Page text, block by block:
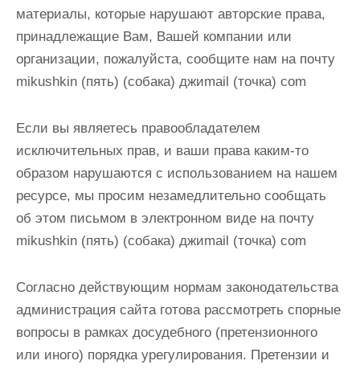
материалы, которые нарушают авторские права,
принадлежащие Вам, Вашей компании или
организации, пожалуйста, сообщите нам на почту
mikushkin (пять) (собака) джиmail (точка) com
Если вы являетесь правообладателем
исключительных прав, и ваши права каким-то
образом нарушаются с использованием на нашем
ресурсе, мы просим незамедлительно сообщать
об этом письмом в электронном виде на почту
mikushkin (пять) (собака) джиmail (точка) com
Согласно действующим нормам законодательства
администрация сайта готова рассмотреть спорные
вопросы в рамках досудебного (претензионного
или иного) порядка урегулирования. Претензии и